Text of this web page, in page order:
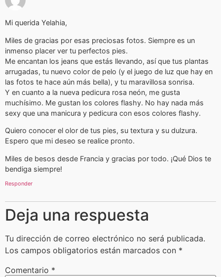
Mi querida Yelahia,
Miles de gracias por esas preciosas fotos. Siempre es un
inmenso placer ver tu perfectos pies.
Me encantan los jeans que estás llevando, así que tus plantas
arrugadas, tu nuevo color de pelo (y el juego de luz que hay en
las fotos te hace aún más bella), y tu maravillosa sonrisa.
Y en cuanto a la nueva pedicura rosa neón, me gusta
muchísimo. Me gustan los colores flashy. No hay nada más
sexy que una manicura y pedicura con esos colores flashy.
Quiero conocer el olor de tus pies, su textura y su dulzura.
Espero que mi deseo se realice pronto.
Miles de besos desde Francia y gracias por todo. ¡Qué Dios te
bendiga siempre!
Responder
Deja una respuesta
Tu dirección de correo electrónico no será publicada.
Los campos obligatorios están marcados con *
Comentario *